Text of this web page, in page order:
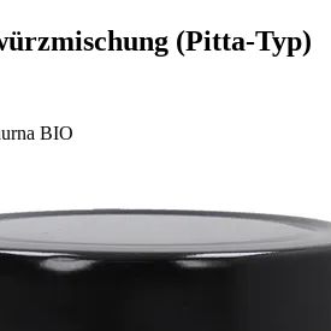
(Pitta-Typ)
BIO